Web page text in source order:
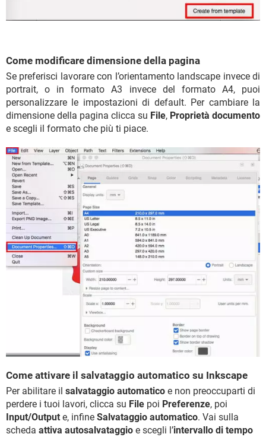
Come modificare dimensione della pagina
Se preferisci lavorare con l’orientamento landscape invece di
portrait, o in formato A3 invece del formato A4, puoi
personalizzare le impostazioni di default. Per cambiare la
dimensione della pagina clicca su File, Proprietà documento
e scegli il formato che più ti piace.
Come attivare il salvataggio automatico su Inkscape
Per abilitare il salvataggio automatico e non preoccuparti di
perdere i tuoi lavori, clicca su File poi Preferenze, poi
Input/Output e, infine Salvataggio automatico. Vai sulla
scheda attiva autosalvataggio e scegli l’intervallo di tempo